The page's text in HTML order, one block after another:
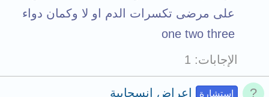
على مرضى تكسرات الدم او لا وكمان دواء
one two three
الإجابات
1
استشارة
اعراض انسحابية